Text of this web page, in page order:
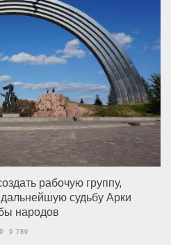
рабочую группу,
судьбу Арки
народов
9 789